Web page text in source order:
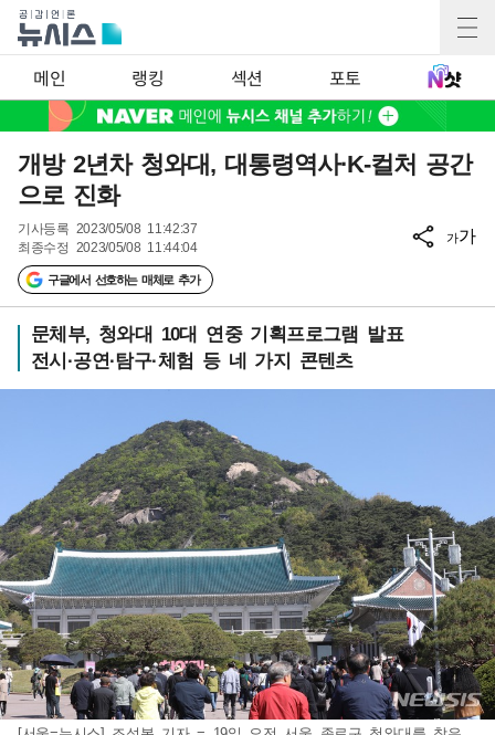
메인 랭킹 섹션 포토
개방 2년차 청와대, 대통령역사·K-컬처 공간
으로 진화
기사등록 2023/05/08 11:42:37
최종수정 2023/05/08 11:44:04
구글에서 선호하는 매체로 추가
가가
문체부, 청와대 10대 연중 기획프로그램 발표
전시·공연·탐구·체험 등 네 가지 콘텐츠